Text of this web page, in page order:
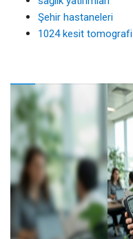
Şehir hastaneleri
1024 kesit tomografi